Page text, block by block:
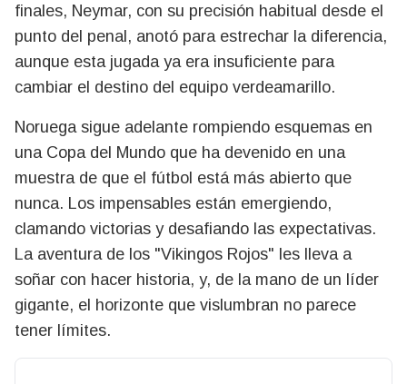
finales, Neymar, con su precisión habitual desde el
punto del penal, anotó para estrechar la diferencia,
aunque esta jugada ya era insuficiente para
cambiar el destino del equipo verdeamarillo.
Noruega sigue adelante rompiendo esquemas en
una Copa del Mundo que ha devenido en una
muestra de que el fútbol está más abierto que
nunca. Los impensables están emergiendo,
clamando victorias y desafiando las expectativas.
La aventura de los "Vikingos Rojos" les lleva a
soñar con hacer historia, y, de la mano de un líder
gigante, el horizonte que vislumbran no parece
tener límites.